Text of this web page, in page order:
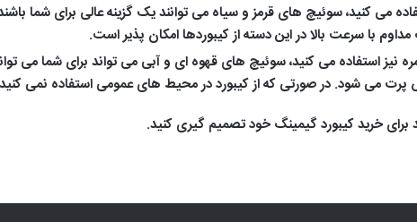
می کنید، سوئیچ های قرمز و سیاه می توانند یک گزینه عالی برای شما
با سرعت بالا در این دسته از کیبوردها امکان پذیر است.
نیز استفاده می کنید، سوئیچ های قهوه ای و آبی می تواند برای شما می
می شود. در صورتی که از کیبورد در محیط های عمومی استفاده نمی
برای خرید کیبورد گیمینگ خود تصمیم گیری کنید.